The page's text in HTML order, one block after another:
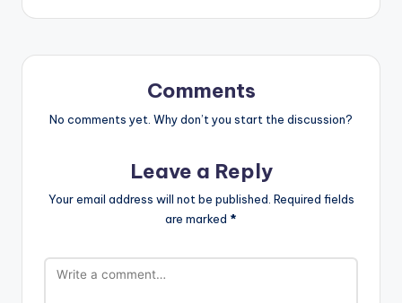
Comments
No comments yet. Why don’t you start the discussion?
Leave a Reply
Your email address will not be published. Required fields
are marked *